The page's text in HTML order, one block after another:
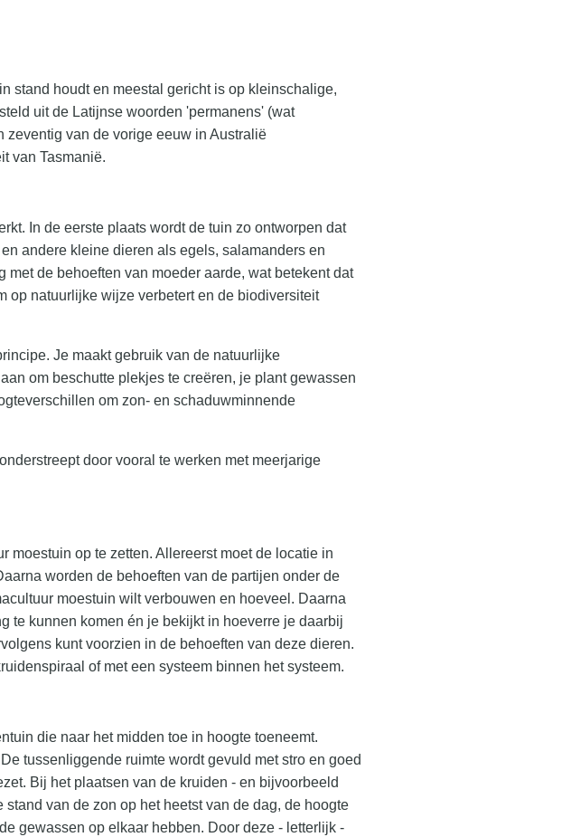
stand houdt en meestal gericht is op kleinschalige,
uit de Latijnse woorden 'permanens' (wat
zeventig van de vorige eeuw in Australië
van Tasmanië.
In de eerste plaats wordt de tuin zo ontworpen dat
andere kleine dieren als egels, salamanders en
de behoeften van moeder aarde, wat betekent dat
op natuurlijke wijze verbetert en de biodiversiteit
Je maakt gebruik van de natuurlijke
om beschutte plekjes te creëren, je plant gewassen
om zon- en schaduwminnende
door vooral te werken met meerjarige
moestuin op te zetten. Allereerst moet de locatie in
worden de behoeften van de partijen onder de
moestuin wilt verbouwen en hoeveel. Daarna
te kunnen komen én je bekijkt in hoeverre je daarbij
kunt voorzien in de behoeften van deze dieren.
of met een systeem binnen het systeem.
die naar het midden toe in hoogte toeneemt.
tussenliggende ruimte wordt gevuld met stro en goed
Bij het plaatsen van de kruiden - en bijvoorbeeld
van de zon op het heetst van de dag, de hoogte
gewassen op elkaar hebben. Door deze - letterlijk -